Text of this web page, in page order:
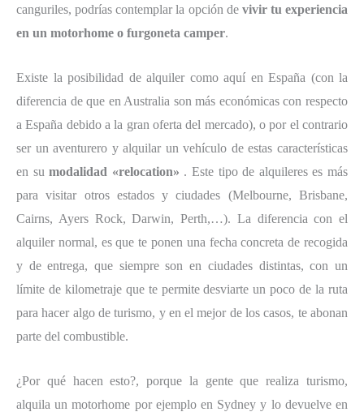
canguriles, podrías contemplar la opción de vivir tu experiencia
en un motorhome o furgoneta camper.
Existe la posibilidad de alquiler como aquí en España (con la
diferencia de que en Australia son más económicas con respecto
a España debido a la gran oferta del mercado), o por el contrario
ser un aventurero y alquilar un vehículo de estas características
en sumodalidad «relocation» . Este tipo de alquileres es más
para visitar otros estados y ciudades (Melbourne, Brisbane,
Cairns, Ayers Rock, Darwin, Perth,…). La diferencia con el
alquiler normal, es que te ponen una fecha concreta de recogida
y de entrega, que siempre son en ciudades distintas, con un
límite de kilometraje que te permite desviarte un poco de la ruta
para hacer algo de turismo, y en el mejor de los casos, te abonan
parte del combustible.
¿Por qué hacen esto?, porque la gente que realiza turismo,
alquila un motorhome por ejemplo en Sydney y lo devuelve en